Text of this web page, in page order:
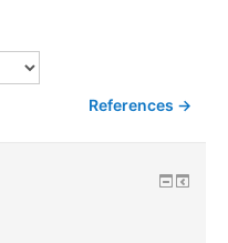
References →